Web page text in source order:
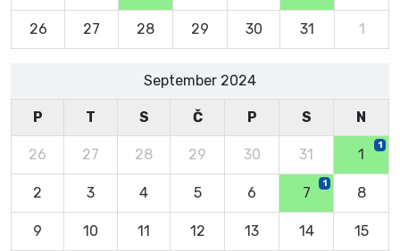
26 27 28 29 30 31 1
September 2024
P T S Č P S N
26 27 28 29 30 31 1
1
2 3 4 5 6 7
1
8
9 10 11 12 13 14 15